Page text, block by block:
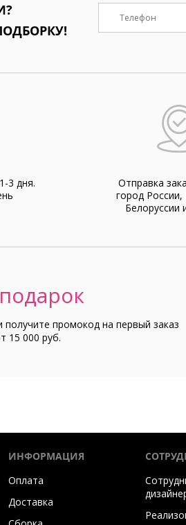
3 дня.
Отправка
город России,
Белоруссии
промокод на первый заказ
15 000 руб.
ИНФОРМАЦИЯ
Оплата
Доставка